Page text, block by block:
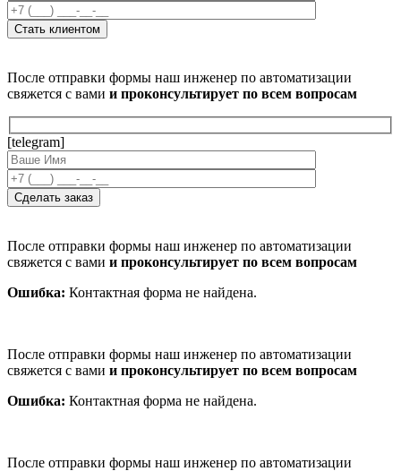
После отправки формы наш инженер по автоматизации
свяжется с вами и проконсультирует по всем вопросам
[telegram]
После отправки формы наш инженер по автоматизации
свяжется с вами и проконсультирует по всем вопросам
Ошибка: Контактная форма не найдена.
После отправки формы наш инженер по автоматизации
свяжется с вами и проконсультирует по всем вопросам
Ошибка: Контактная форма не найдена.
После отправки формы наш инженер по автоматизации